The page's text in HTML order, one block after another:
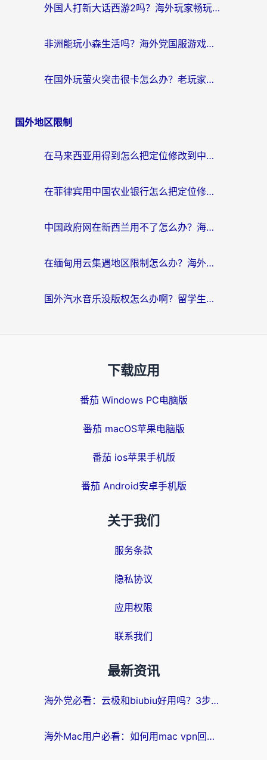
外国人打新大话西游2吗？海外玩家畅玩国服游戏的终极加速器指南
非洲能玩小森生活吗？海外党国服游戏加速器终极指南（附阿根廷CF手游帕斯卡契约解决方案）
在国外玩萤火突击很卡怎么办？老玩家亲测有效的加速器选择指南
国外地区限制
在马来西亚用得到怎么把定位修改到中国国内？留学生亲测有效的追剧看片攻略
在菲律宾用中国农业银行怎么把定位修改到中国国内？海外华人必看的数字生活解决方案
中国政府网在新西兰用不了怎么办？海外华人追剧看新闻的实用指南
在缅甸用云集遇地区限制怎么办？海外党亲测有效解决方案来了！
国外汽水音乐没版权怎么办啊？留学生亲测有效的回国加速攻略
下载应用
番茄 Windows PC电脑版
番茄 macOS苹果电脑版
番茄 ios苹果手机版
番茄 Android安卓手机版
关于我们
服务条款
隐私协议
应用权限
联系我们
最新资讯
海外党必看：云极和biubiu好用吗？3步选对回国加速器，无缝刷国内剧玩手游
海外Mac用户必看：如何用mac vpn回国实现无缝刷国内剧玩国服？